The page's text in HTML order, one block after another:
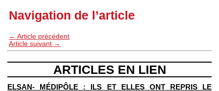
Navigation de l’article
← Article précédent
Article suivant →
ARTICLES EN LIEN
ELSAN- MÉDIPÔLE : ILS ET ELLES ONT REPRIS LE